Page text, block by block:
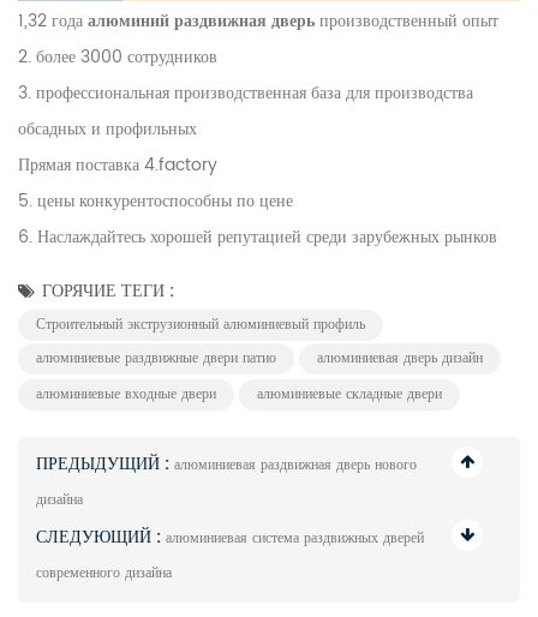
1,32 годаалюминийраздвижная дверьпроизводственный опыт
2. более 3000 сотрудников
3. профессиональная производственная база для производства
обсадных и профильных
Прямая поставка 4.factory
5. цены конкурентоспособны по цене
6. Наслаждайтесь хорошей репутацией среди зарубежных рынков
ГОРЯЧИЕ ТЕГИ :
Строительный экструзионный алюминиевый профиль
алюминиевые раздвижные двери патио
алюминиевая дверь дизайн
алюминиевые входные двери
алюминиевые складные двери
ПРЕДЫДУЩИЙ : алюминиевая раздвижная дверь нового
дизайна
СЛЕДУЮЩИЙ : алюминиевая система раздвижных дверей
современного дизайна